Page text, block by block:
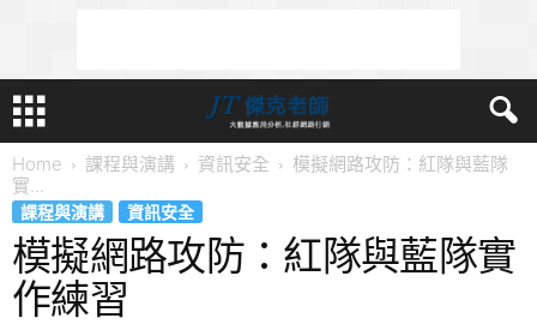
Home 課程與演講 資訊安全
模擬網路攻防：紅隊與藍隊
實...
課程與演講 資訊安全
模擬網路攻防：紅隊與藍隊實
作練習